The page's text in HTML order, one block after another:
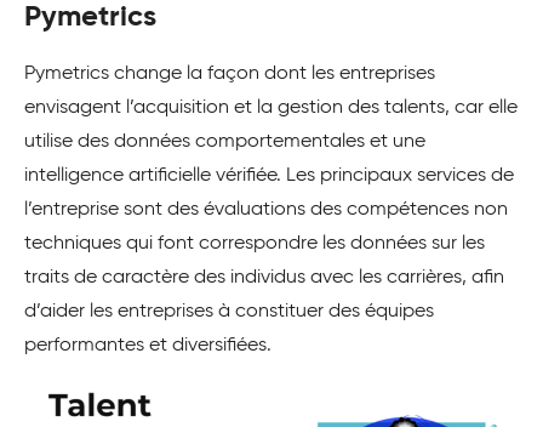
Pymetrics
Pymetrics change la façon dont les entreprises
envisagent l’acquisition et la gestion des talents, car elle
utilise des données comportementales et une
intelligence artificielle vérifiée. Les principaux services de
l’entreprise sont des évaluations des compétences non
techniques qui font correspondre les données sur les
traits de caractère des individus avec les carrières, afin
d’aider les entreprises à constituer des équipes
performantes et diversifiées.